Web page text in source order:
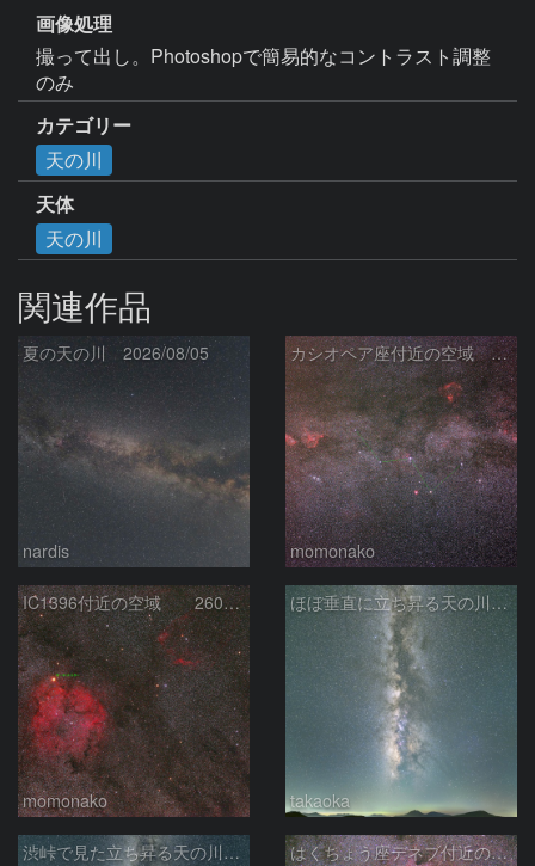
画像処理
撮って出し。Photoshopで簡易的なコントラスト調整
のみ
カテゴリー
天の川
天体
天の川
関連作品
夏の天の川 2026/08/05
nardis
カシオペア座付近の空域 260720
momonako
IC1396付近の空域 260720
momonako
ほぼ垂直に立ち昇る天の川銀河
takaoka
渋峠で見た立ち昇る天の川銀河 はくちょう座デネブ付近の空域 260720